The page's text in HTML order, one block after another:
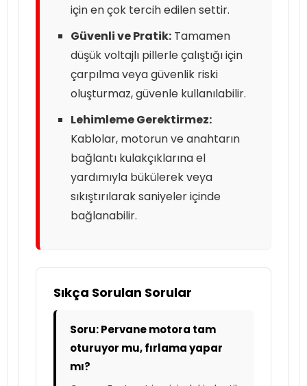
için en çok tercih edilen settir.
Güvenli ve Pratik: Tamamen
düşük voltajlı pillerle çalıştığı için
çarpılma veya güvenlik riski
oluşturmaz, güvenle kullanılabilir.
Lehimleme Gerektirmez:
Kablolar, motorun ve anahtarın
bağlantı kulakçıklarına el
yardımıyla bükülerek veya
sıkıştırılarak saniyeler içinde
bağlanabilir.
Sıkça Sorulan Sorular
Soru: Pervane motora tam
oturuyor mu, fırlama yapar
mı?